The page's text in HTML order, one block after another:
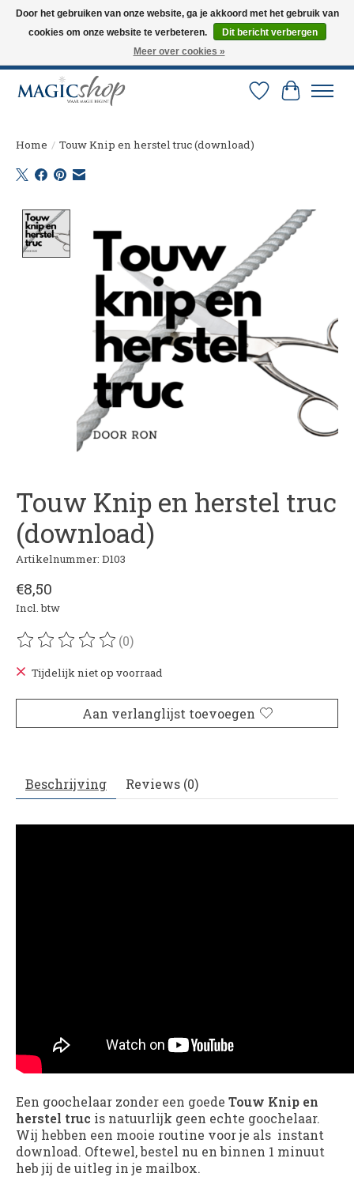
Altijd de nieuwste trucs op voorraad. Snelle verzending via PostNL en DHL.
Langskomen in onze winkel? Bel of mail om een afspraak te maken. 0251-
Verlanglijst
Home / Touw Knip en herstel truc (download)
Touw Knip en herstel truc
(download)
Artikelnummer: D103
€8,50
Incl. btw
De beoordeling van dit product is
(0)
Tijdelijk niet op voorraad
Aan verlanglijst toevoegen
Beschrijving Reviews (0)
Een goochelaar zonder een goede Touw Knip en
herstel truc is natuurlijk geen echte goochelaar.
Wij hebben een mooie routine voor je als instant
download. Oftewel, bestel nu en binnen 1 minuut
heb jij de uitleg in je mailbox.
Door het gebruiken van onze website, ga je akkoord met het gebruik van
cookies om onze website te verbeteren.
Dit bericht verbergen
Meer over cookies »